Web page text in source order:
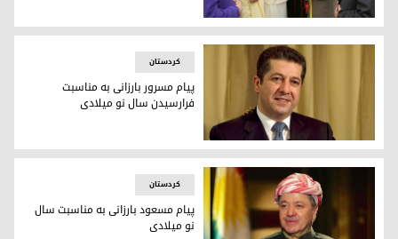
آقای بارزانی عید میلاد مسیح و آغاز سال میلادی را تبریک گفت
پیام مسرور بارزانی بە مناسبت فرارسیدن سال نو میلادی
كردستان
پیام مسرور بارزانی بە مناسبت
فرارسیدن سال نو میلادی
كردستان
پیام مسعود بارزانی بە مناسبت سال
نو میلادی